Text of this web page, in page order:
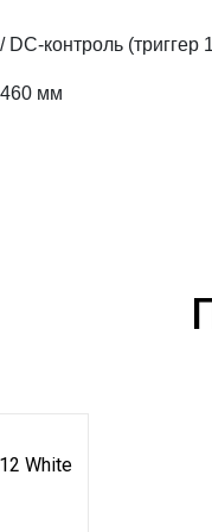
контроль (триггер
мм